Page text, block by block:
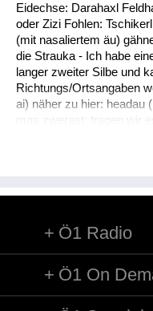
Eidechse: Darahaxl
oder Zizi Fohlen:
(mit nasaliertem äu)
die Strauka - Ich habe
langer zweiter Silbe und
Richtungs/Ortsangaben
ai) näher zu hier: headau
mas zwerast: tragen wir
das w ist stumm)
Sprechers): oana (kim
mir) weg: dui (kais dui -
Ö1 Radio
Ö1 On